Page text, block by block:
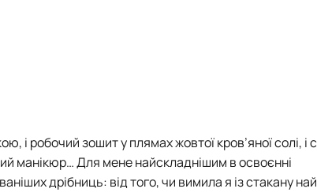
і робочий зошит у плямах жовтої кров’яної солі, і
манікюр… Для мене найскладнішим в освоєнні
дрібниць: від того, чи вимила я із стакану